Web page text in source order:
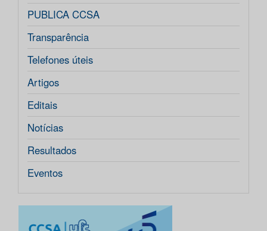
PUBLICA CCSA
Transparência
Telefones úteis
Artigos
Editais
Notícias
Resultados
Eventos